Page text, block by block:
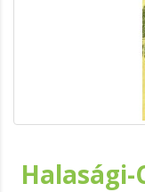
Halasági-